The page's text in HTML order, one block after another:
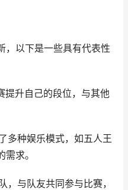
，以下是一些具有代表性
提升自己的段位，与其他
多种娱乐模式，如五人王
求。
，与队友共同参与比赛，